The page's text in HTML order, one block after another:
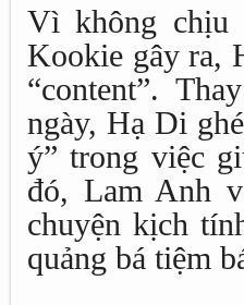
Vì không chịu
Kookie gây ra,
“content”.
ngày, Hạ Di
ý” trong việc
đó, Lam Anh
chuyện kịch
quảng bá tiệm